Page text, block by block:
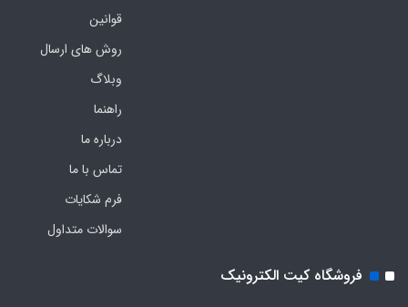
قوانین
روش های ارسال
وبلاگ
راهنما
درباره ما
تماس با ما
فرم‌ شکایات
سوالات متداول
فروشگاه کیت الکترونیک